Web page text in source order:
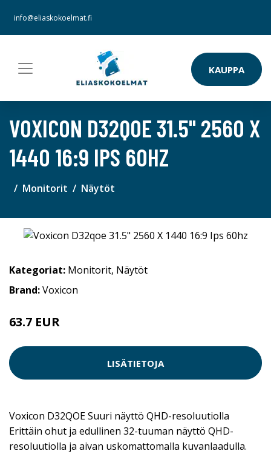
info@eliaskokoelmat.fi
KAUPPA
VOXICON D32QOE 31.5" 2560 X
1440 16:9 IPS 60HZ
Monitorit Näytöt
Kategoriat: Monitorit, Näytöt
Brand:Voxicon
63.7 EUR
LISÄTIETOJA
Voxicon D32QOE Suuri näyttö QHD-resoluutiolla
Erittäin ohut ja edullinen 32-tuuman näyttö QHD-
resoluutiolla ja aivan uskomattomalla kuvanlaadulla.